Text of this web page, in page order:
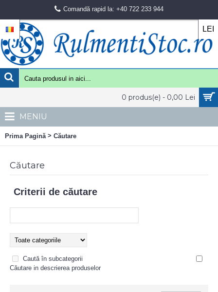
Comandă rapid la: +40 722 233 944
LEI
0 produs(e) - 0,00 Lei
MENIU
Prima Pagină > Căutare
Căutare
Criterii de căutare
Caută în subcategorii
Căutare in descrierea produselor